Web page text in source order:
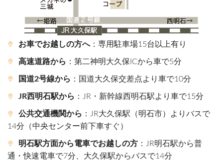
お車でお越しの方へ：専用駐車場15台以上有り
高速道路から ：第二神明大久保ICから車で5分
国道2号線から ：国道大久保交差点より車で10分
JR西明石駅から ：JR・新幹線西明石駅より車で15分
公共交通機関から ：JR大久保駅（明石市）よりバスで
14分（中央センター前下車すぐ）
明石駅方面から電車でお越しの方 ：JR明石駅から普
通・快速電車で7分、大久保駅からバスで14分